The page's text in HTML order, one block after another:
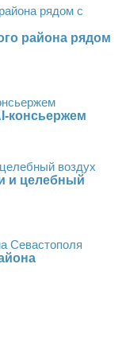
района рядом
консьержем
и целебный